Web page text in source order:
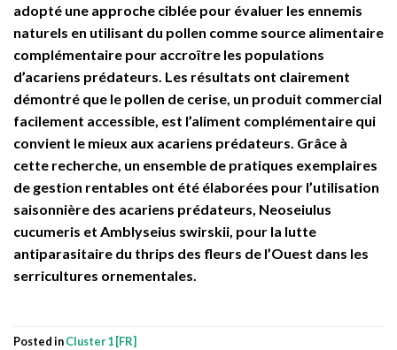
adopté une approche ciblée pour évaluer les ennemis
naturels en utilisant du pollen comme source alimentaire
complémentaire pour accroître les populations
d’acariens prédateurs. Les résultats ont clairement
démontré que le pollen de cerise, un produit commercial
facilement accessible, est l’aliment complémentaire qui
convient le mieux aux acariens prédateurs. Grâce à
cette recherche, un ensemble de pratiques exemplaires
de gestion rentables ont été élaborées pour l’utilisation
saisonnière des acariens prédateurs, Neoseiulus
cucumeris et Amblyseius swirskii, pour la lutte
antiparasitaire du thrips des fleurs de l’Ouest dans les
serricultures ornementales.
Posted inCluster 1 [FR]